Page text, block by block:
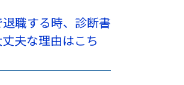
職する時、診断書
夫な理由はこち